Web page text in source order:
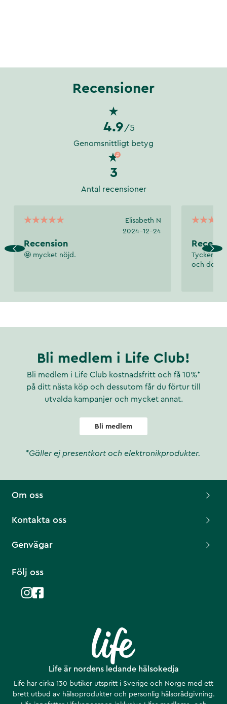
Recensioner
4.9 /5
Genomsnittligt betyg
3
Antal recensioner
Elisabeth N
2024-12-24
Recension
🤩 mycket nöjd.
Tycker att
och den
Bli medlem i Life Club!
Bli medlem i Life Club kostnadsfritt och få 10%*
på ditt nästa köp och dessutom får du förtur till
utvalda kampanjer och mycket annat.
Bli medlem
*Gäller ej presentkort och elektronikprodukter.
Life är nordens ledande hälsokedja
Life har cirka 130 butiker utspritt i Sverige och Norge med ett
brett utbud av hälsoprodukter och personlig hälsorådgivning.
Om oss
Kontakta oss
Genvägar
Följ oss